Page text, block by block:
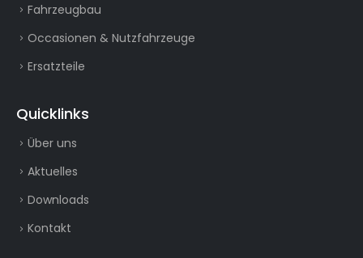
Fahrzeugbau
Occasionen & Nutzfahrzeuge
Ersatzteile
Quicklinks
Über uns
Aktuelles
Downloads
Kontakt